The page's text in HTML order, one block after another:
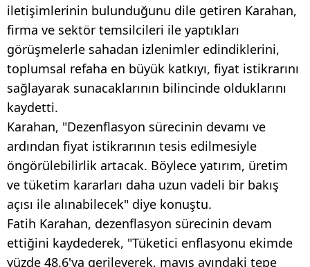
iletişimlerinin bulunduğunu dile getiren Karahan,
firma ve sektör temsilcileri ile yaptıkları
görüşmelerle sahadan izlenimler edindiklerini,
toplumsal refaha en büyük katkıyı, fiyat istikrarını
sağlayarak sunacaklarının bilincinde olduklarını
kaydetti.
Karahan, "Dezenflasyon sürecinin devamı ve
ardından fiyat istikrarının tesis edilmesiyle
öngörülebilirlik artacak. Böylece yatırım, üretim
ve tüketim kararları daha uzun vadeli bir bakış
açısı ile alınabilecek" diye konuştu.
Fatih Karahan, dezenflasyon sürecinin devam
ettiğini kaydederek, "Tüketici enflasyonu ekimde
yüzde 48.6'ya gerileyerek, mayıs ayındaki tepe